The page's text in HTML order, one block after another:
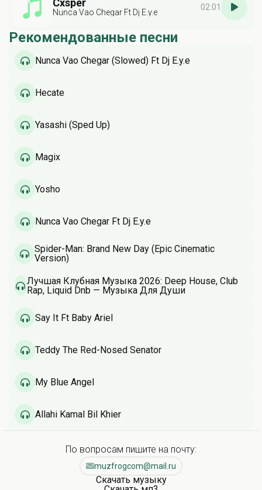
Cxsper
Nunca Vao Chegar Ft Dj E.y.e
02:01
Рекомендованные песни
Nunca Vao Chegar (Slowed) Ft Dj E.y.e
Hecate
Yasashi (Sped Up)
Magix
Yosho
Nunca Vao Chegar Ft Dj E.y.e
Spider-Man: Brand New Day (Epic Cinematic
Version)
Лучшая Клубная Музыка 2026: Deep House, Club
Rap, Liquid Dnb — Музыка Для Души
Say It Ft Baby Ariel
Teddy The Red-Nosed Senator
My Blue Angel
Allahi Kamal Bil Khier
По вопросам пишите на почту:
muzfrogcom@mail.ru
Скачать музыку